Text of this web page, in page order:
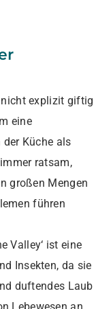
nicht explizit giftig
eine
Küche als
ratsam,
großen Mengen
führen
Valley‘ ist eine
Insekten, da sie
duftendes Laub